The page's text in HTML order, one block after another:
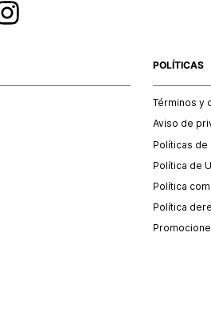
POLÍTICAS
Términos y
Aviso de
Políticas de
Política de
Política
Política